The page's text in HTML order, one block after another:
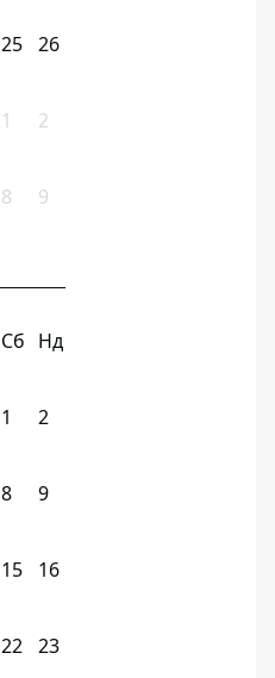
25 26
1 2
8 9
Сб Нд
1 2
8 9
15 16
22 23